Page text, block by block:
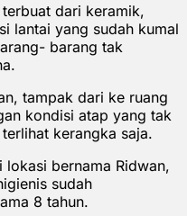
dari keramik,
lantai yang sudah kumal
barang tak
tampak dari ke ruang
kondisi atap yang tak
kerangka saja.
bernama Ridwan,
sudah
8 tahun.